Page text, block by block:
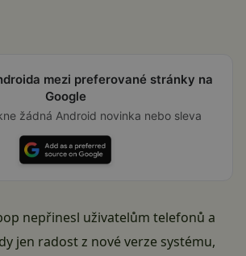
mezi preferované stránky na
Google
žádná Android novinka nebo sleva
nepřinesl uživatelům telefonů a
jen radost z nové verze systému,